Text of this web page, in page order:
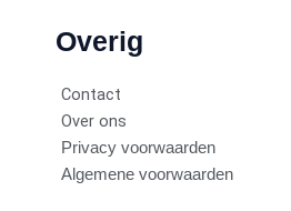
Overig
Contact
Over ons
Privacy voorwaarden
Algemene voorwaarden